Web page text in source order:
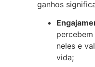
ganhos
neles e
vida;